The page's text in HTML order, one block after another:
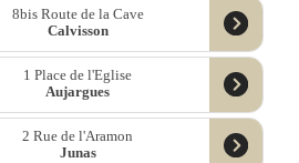
8bis Route de la Cave
Calvisson
1 Place de l'Eglise
Aujargues
2 Rue de l'Aramon
Junas